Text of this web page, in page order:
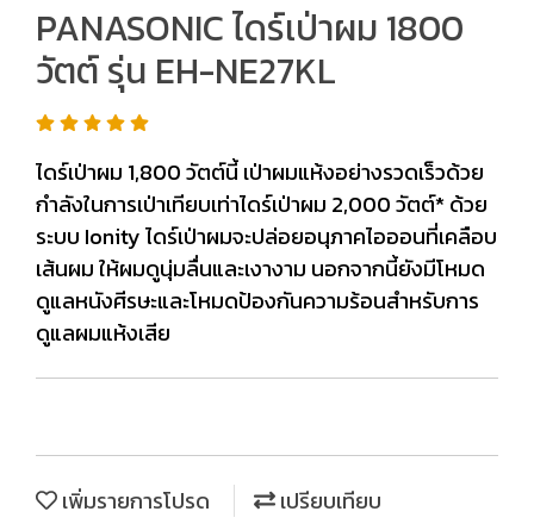
PANASONIC ไดร์เป่าผม 1800
วัตต์ รุ่น EH-NE27KL
ไดร์เป่าผม 1,800 วัตต์นี้ เป่าผมแห้งอย่างรวดเร็วด้วย
กำลังในการเป่าเทียบเท่าไดร์เป่าผม 2,000 วัตต์* ด้วย
ระบบ Ionity ไดร์เป่าผมจะปล่อยอนุภาคไอออนที่เคลือบ
เส้นผม ให้ผมดูนุ่มลื่นและเงางาม นอกจากนี้ยังมีโหมด
ดูแลหนังศีรษะและโหมดป้องกันความร้อนสำหรับการ
ดูแลผมแห้งเสีย
เพิ่มรายการโปรด
เปรียบเทียบ